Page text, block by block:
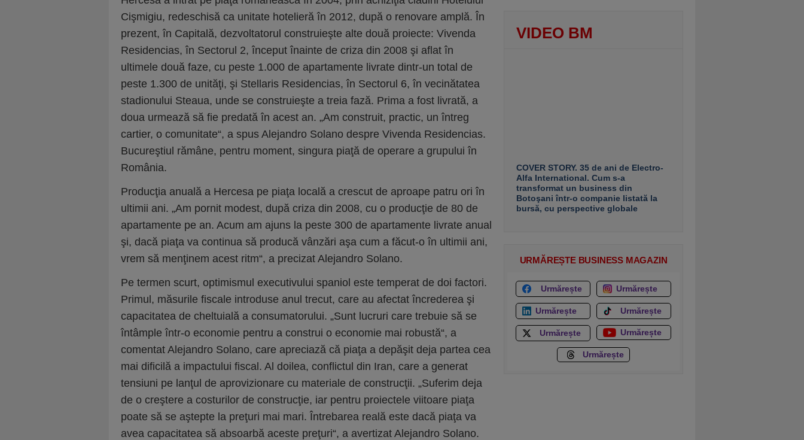
Cişmigiu, redeschisă ca unitate hotelieră în 2012, după o renovare amplă. În
prezent, în Capitală, dezvoltatorul construieşte alte două proiecte: Vivenda
Residencias, în Sectorul 2, început înainte de criza din 2008 şi aflat în
ultimele două faze, cu peste 1.000 de apartamente livrate dintr-un total de
peste 1.300 de unităţi, şi Stellaris Residencias, în Sectorul 6, în vecinătatea
stadionului Steaua, unde se construieşte a treia fază. Prima a fost livrată, a
doua urmează să fie predată în acest an. „Am construit, practic, un întreg
cartier, o comunitate“, a spus Alejandro Solano despre Vivenda Residencias.
Bucureştiul rămâne, pentru moment, singura piaţă de operare a grupului în
România.
Producţia anuală a Hercesa pe piaţa locală a crescut de aproape patru ori în
ultimii ani. „Am pornit modest, după criza din 2008, cu o producţie de 80 de
apartamente pe an. Acum am ajuns la peste 300 de apartamente livrate anual
şi, dacă piaţa va continua să producă vânzări aşa cum a făcut-o în ultimii ani,
vrem să menţinem acest ritm“, a precizat Alejandro Solano.
Pe termen scurt, optimismul executivului spaniol este temperat de doi factori.
Primul, măsurile fiscale introduse anul trecut, care au afectat încrederea şi
capacitatea de cheltuială a consumatorului. „Sunt lucruri care trebuie să se
întâmple într-o economie pentru a construi o economie mai robustă“, a
comentat Alejandro Solano, care apreciază că piaţa a depăşit deja partea cea
mai dificilă a impactului fiscal. Al doilea, conflictul din Iran, care a generat
tensiuni pe lanţul de aprovizionare cu materiale de construcţii. „Suferim deja
de o creştere a costurilor de construcţie, iar pentru proiectele viitoare piaţa
poate să se aştepte la preţuri mai mari. Întrebarea reală este dacă piaţa va
avea capacitatea să absoarbă aceste preţuri“, a avertizat Alejandro Solano.
VIDEO BM
COVER STORY. 35 de ani de Electro-
Alfa International. Cum s-a
transformat un business din
Botoşani într-o companie listată la
bursă, cu perspective globale
URMĂREȘTE BUSINESS MAGAZIN
Urmărește Urmărește
Urmărește Urmărește
Urmărește Urmărește
Urmărește